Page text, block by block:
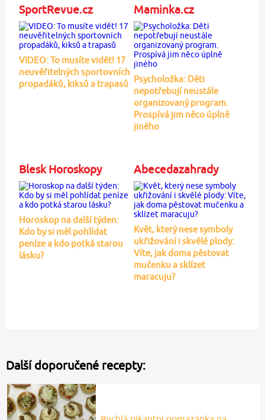
SportRevue.cz
VIDEO: To musíte vidět! 17
neuvěřitelných sportovních
propadáků, kiksů a trapasů
Maminka.cz
Psycholožka: Děti
nepotřebují neustále
organizovaný program.
Prospívá jim něco úplně
jiného
Blesk Horoskopy
Horoskop na další týden:
Kdo by si měl pohlídat
peníze a kdo potká starou
lásku?
Abecedazahrady
Květ, který nese symboly
ukřižování i skvělé plody:
Víte, jak doma pěstovat
mučenku a sklízet
maracuju?
Další doporučené recepty: